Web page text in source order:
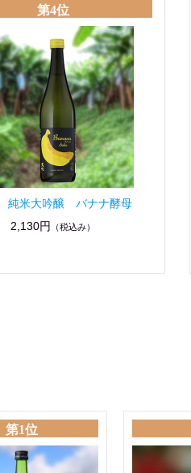
第4位
純米大吟醸 バナナ酵母
2,130円
（税込み）
第1位